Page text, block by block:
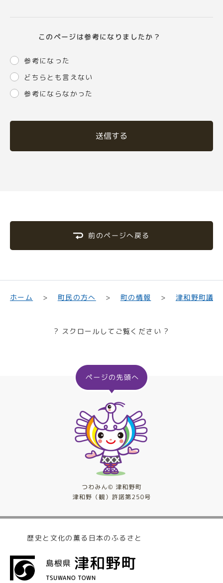
このページは参考になりましたか？
参考になった
どちらとも言えない
参考にならなかった
送信する
前のページへ戻る
ホーム 町民の方へ 町の情報 津和野町議会
? スクロールしてご覧ください ?
歴史と文化の薫る日本のふるさと